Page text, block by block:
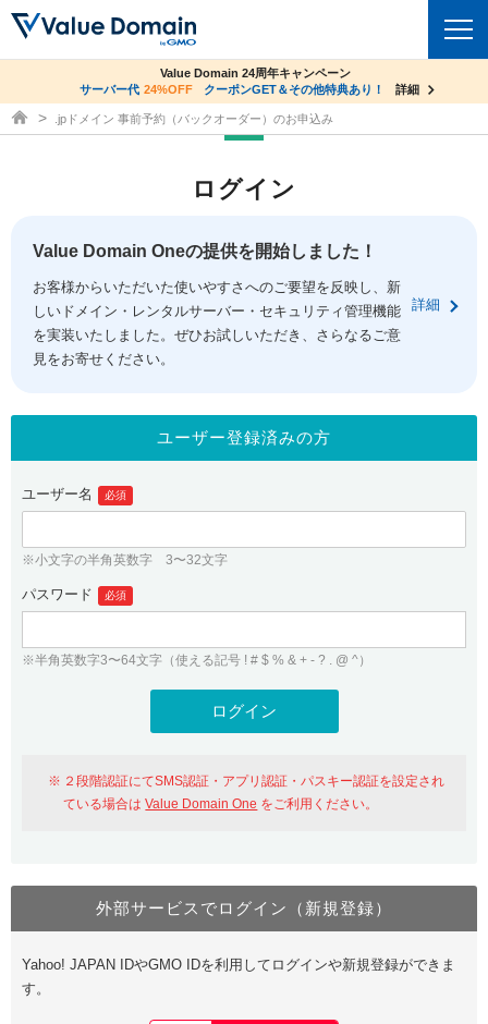
ドメイントップ
ドメイン移管
ドメイン価格一覧
ドメイン一括検索
.jpドメインオークション
gTLDオークション NEW!
.jpドメインバックオーダー
プレミアムドメイン
人気ドメインの種類
WHOIS検索
コアサーバー
バリューサーバー
XREA
セキュリティトップ
Value Domain ネットde診断
SSL証明書
サービストップ
お得意様割引
紹介制度
バリュードメインAPI
ドメイン・ホスティングOEM
facebook
ログイン
従来のバリュードメインをご利用希望の方
Value Domainにログイン
おすすめ One レンタルサーバーを含む最新の機能を使う方
Value Domain Oneにログイン
ユーザー登録
Value Domain Oneアカウント作成
co.jpドメイン✕コアサーバーV2ビジネス応援キャンペーン
サーバー料金1年間無料
詳細
Value Domain 24周年キャンペーン
サーバー代 24%OFF クーポンGET＆その他特典あり！ 詳細
ドメイン取得ならバリュードメイン
.jpドメイン 事前予約（バックオーダー）のお申込み
ログイン
Value Domain Oneの提供を開始しました！
お客様からいただいた使いやすさへのご要望を反映し、新
しいドメイン・レンタルサーバー・セキュリティ管理機能
を実装いたしました。ぜひお試しいただき、さらなるご意
見をお寄せください。
詳細
ユーザー登録済みの方
ユーザー名 必須
※小文字の半角英数字 3〜32文字
パスワード 必須
※半角英数字3〜64文字（使える記号 ! # $ % & + - ? . @ ^）
２段階認証にてSMS認証・アプリ認証・パスキー認証を設定され
ている場合はValue Domain One をご利用ください。
外部サービスでログイン（新規登録）
Yahoo! JAPAN IDやGMO IDを利用してログインや新規登録ができま
す。